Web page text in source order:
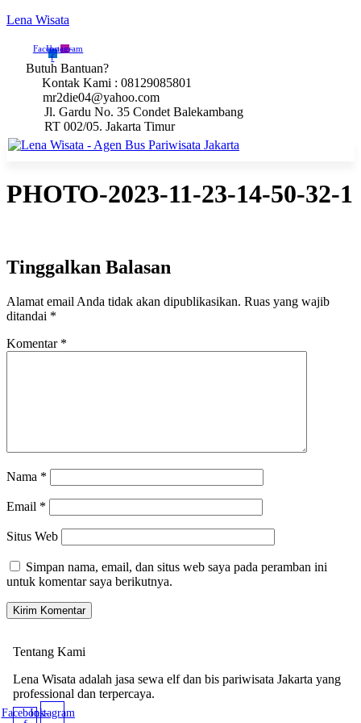
Lena Wisata
Facebook-
f
Instagram
Butuh Bantuan?
Kontak Kami : 08129085801
mr2die04@yahoo.com
Jl. Gardu No. 35 Condet Balekambang
RT 002/05. Jakarta Timur
PHOTO-2023-11-23-14-50-32-1
Tinggalkan Balasan
Alamat email Anda tidak akan dipublikasikan. Ruas yang wajib
ditandai *
Komentar *
Nama *
Email *
Situs Web
Simpan nama, email, dan situs web saya pada peramban ini
untuk komentar saya berikutnya.
Tentang Kami
Lena Wisata adalah jasa sewa elf dan bis pariwisata Jakarta yang
professional dan terpercaya.
Facebook-Instagram